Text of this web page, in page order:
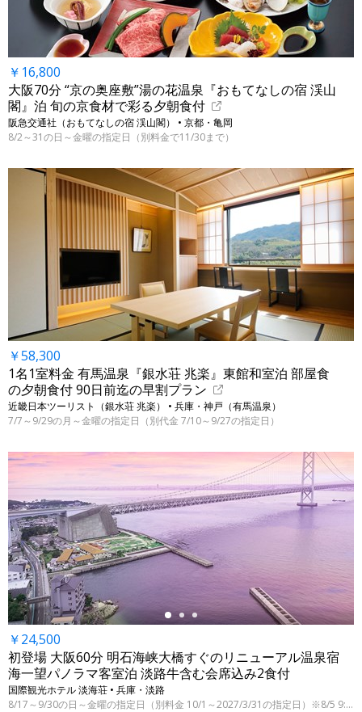
￥16,800
大阪70分 “京の奥座敷”湯の花温泉『おもてなしの宿 渓山
閣』泊 旬の京食材で彩る夕朝食付
阪急交通社（おもてなしの宿 渓山閣） • 京都・亀岡
8/2～31の日～金曜の指定日（別料金で11/30まで）
￥58,300
1名1室料金 有馬温泉『銀水荘 兆楽』東館和室泊 部屋食
の夕朝食付 90日前迄の早割プラン
近畿日本ツーリスト（銀水荘 兆楽） • 兵庫・神戸（有馬温泉）
7/7～9/29の月～金曜の指定日（別代金 7/10～9/27の指定日）
←
￥24,500
初登場 大阪60分 明石海峡大橋すぐのリニューアル温泉宿
海一望パノラマ客室泊 淡路牛含む会席込み2食付
国際観光ホテル 淡海荘 • 兵庫・淡路
8/17～9/30の日～金曜の指定日（別料金 10/1～2027/3/31の指定日）※8/5 9:00時点